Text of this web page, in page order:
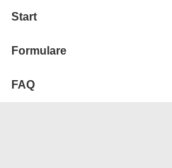
Hauptnavigation
Start
Formulare
FAQ